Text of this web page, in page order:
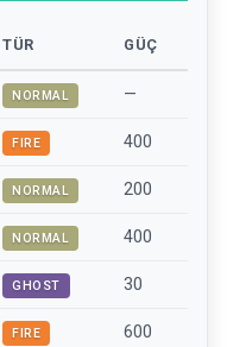
TÜR GÜÇ
NORMAL —
FIRE 400
NORMAL 200
NORMAL 400
GHOST 30
FIRE 600